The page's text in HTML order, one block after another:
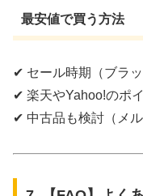
最安値で買う方法
✔ セール時期（ブラ
✔ 楽天やYahoo!のポ
✔ 中古品も検討（メ